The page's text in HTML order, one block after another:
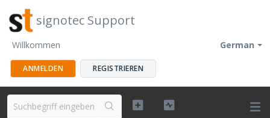
signotec Support
German
Willkommen
ANMELDEN REGISTRIEREN